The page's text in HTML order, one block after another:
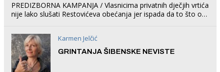
PREDIZBORNA KAMPANJA / Vlasnicima privatnih dječjih vrtića
nije lako slušati Restovićeva obećanja jer ispada da to što oni
Karmen Jelčić
GRINTANJA ŠIBENSKE NEVISTE